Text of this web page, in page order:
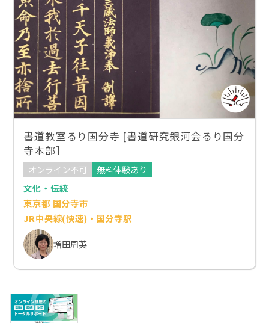
書道教室るり国分寺 [書道研究銀河会るり国分
寺本部］
オンライン不可
無料体験あり
文化・伝統
東京都 国分寺市
JR中央線(快速)・国分寺駅
増田周英